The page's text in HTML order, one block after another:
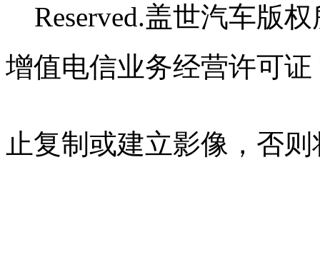
Reserved.盖世汽车版
增值电信业务经营许可证
止复制或建立影像，否